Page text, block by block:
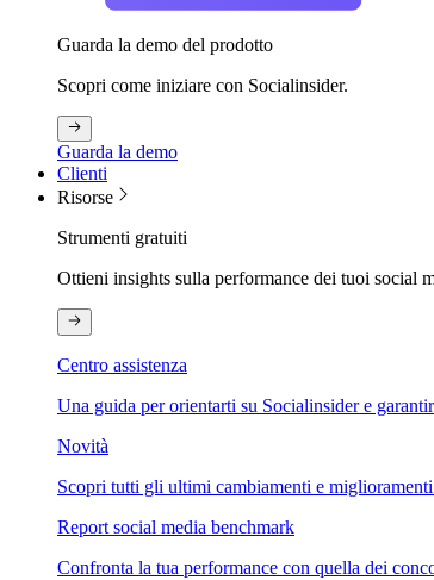
Guarda la demo del prodotto
Scopri come iniziare con Socialinsider.
Guarda la demo
Clienti
Risorse
Strumenti gratuiti
Ottieni insights sulla performance dei tuoi social
Centro assistenza
Una guida per orientarti su Socialinsider e
Novità
Scopri tutti gli ultimi cambiamenti e
Report social media benchmark
Confronta la tua performance con quella dei